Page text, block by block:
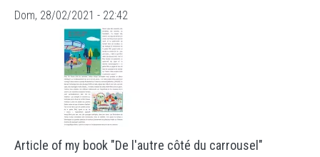
Dom, 28/02/2021 - 22:42
Article of my book "De l'autre côté du carrousel"